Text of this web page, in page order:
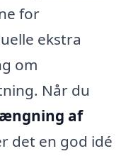
for
ekstra
om
Når du
af
det en god idé